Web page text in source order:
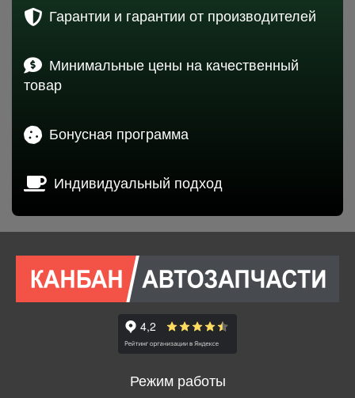
Гарантии и гарантии от производителей
Минимальные цены на качественный
товар
Бонусная программа
Индивидуальный подход
Режим работы